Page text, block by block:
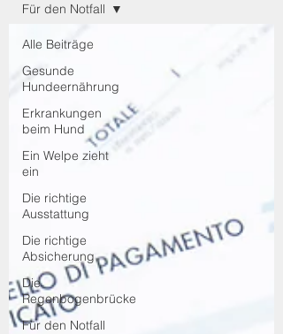
Alle Beiträge
Gesunde
Hundeernährung
Erkrankungen
beim Hund
Ein Welpe zieht
ein
Die richtige
Ausstattung
Die richtige
Absicherung
Die
Regenbogenbrücke
Für den Notfall
Für den Notfall